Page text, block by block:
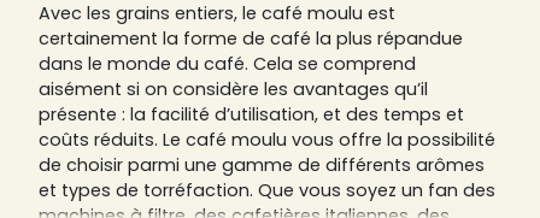
Avec les grains entiers, le café moulu est
certainement la forme de café la plus répandue
dans le monde du café. Cela se comprend
aisément si on considère les avantages qu’il
présente : la facilité d’utilisation, et des temps et
coûts réduits. Le café moulu vous offre la possibilité
de choisir parmi une gamme de différents arômes
et types de torréfaction. Que vous soyez un fan des